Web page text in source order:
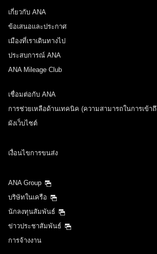
เกี่ยวกับ ANA
ข้อเสนอและประกาศ
เมืองที่เราเดินทางไป
ประสบการณ์ ANA
ANA Mileage Club
เชื่อมต่อกับ ANA
การช่วยเหลือด้านเทคนิค (ความสามารถในการเข้าถึ
ผังเว็บไซต์
เงื่อนไขการขนส่ง
ANA Group
บริษัทในเครือ
นักลงทุนสัมพันธ์
ข่าวประชาสัมพันธ์
การจ้างงาน